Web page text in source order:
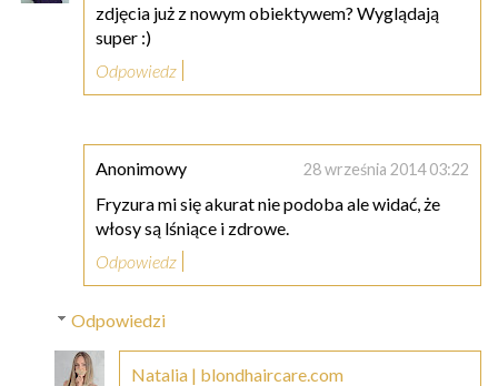
zdjęcia już z nowym obiektywem? Wyglądają
super :)
Odpowiedz
Anonimowy 28 września 2014 03:22
Fryzura mi się akurat nie podoba ale widać, że
włosy są lśniące i zdrowe.
Odpowiedz
Odpowiedzi
Natalia | blondhaircare.com